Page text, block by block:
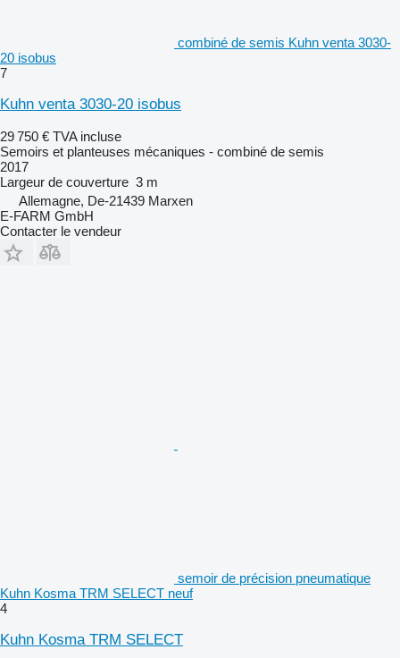
combiné de semis Kuhn venta 3030-
20 isobus
7
Kuhn venta 3030-20 isobus
29 750 € TVA incluse
Semoirs et planteuses mécaniques - combiné de semis
2017
Largeur de couverture 3 m
Allemagne, De-21439 Marxen
E-FARM GmbH
Contacter le vendeur
semoir de précision pneumatique
Kuhn Kosma TRM SELECT neuf
4
Kuhn Kosma TRM SELECT